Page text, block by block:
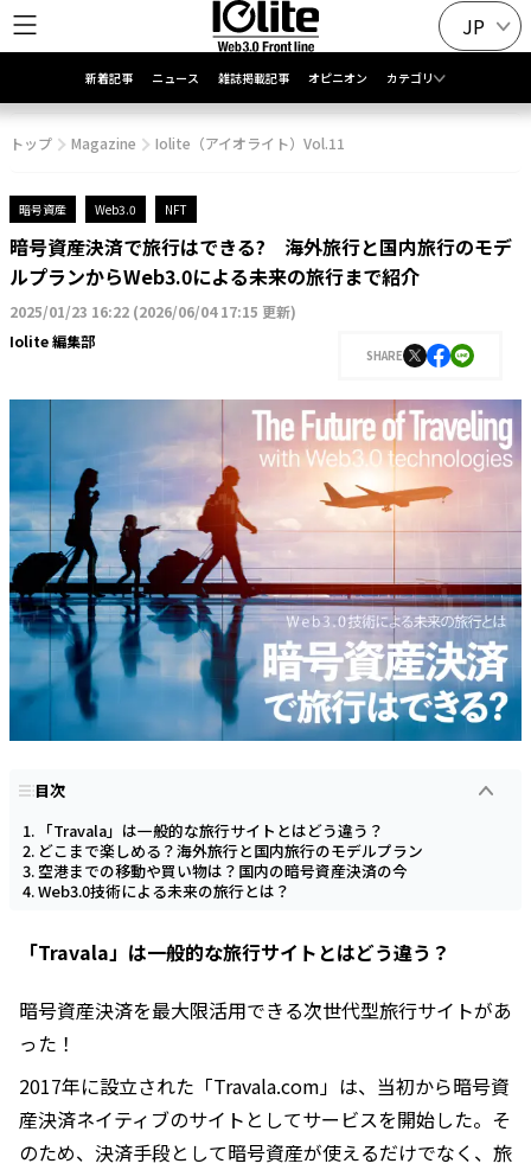
JP
新着記事 ニュース 雑誌掲載記事 オピニオン カテゴリ
トップ Magazine Iolite（アイオライト）Vol.11
暗号資産 Web3.0 NFT
暗号資産決済で旅行はできる? 海外旅行と国内旅行のモデ
ルプランからWeb3.0による未来の旅行まで紹介
2025/01/23 16:22 (2026/06/04 17:15 更新)
Iolite 編集部
SHARE
目次
「Travala」は一般的な旅行サイトとはどう違う？
どこまで楽しめる？海外旅行と国内旅行のモデルプラン
空港までの移動や買い物は？国内の暗号資産決済の今
Web3.0技術による未来の旅行とは？
「Travala」は一般的な旅行サイトとはどう違う？
暗号資産決済を最大限活用できる次世代型旅行サイトがあ
った！
2017年に設立された「Travala.com」は、当初から暗号資
産決済ネイティブのサイトとしてサービスを開始した。そ
のため、決済手段として暗号資産が使えるだけでなく、旅